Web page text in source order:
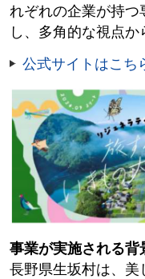
れぞれの企業が持
し、多角的な視点か
公式サイトはこち
事業が実施される背
長野県生坂村は、美